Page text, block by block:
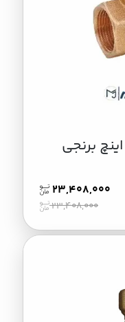
شیر سوزنی سایز 21/2 اینچ برنجی
23,408,000
23,408,000